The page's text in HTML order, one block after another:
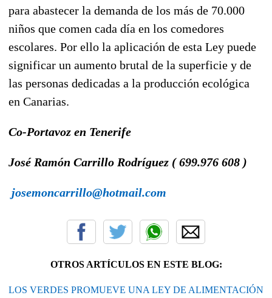
para abastecer la demanda de los más de 70.000
niños que comen cada día en los comedores
escolares. Por ello la aplicación de esta Ley puede
significar un aumento brutal de la superficie y de
las personas dedicadas a la producción ecológica
en Canarias.
Co-Portavoz en Tenerife
José Ramón Carrillo Rodríguez ( 699.976 608 )
josemoncarrillo@hotmail.com
OTROS ARTÍCULOS EN ESTE BLOG:
LOS VERDES PROMUEVE UNA LEY DE ALIMENTACIÓN